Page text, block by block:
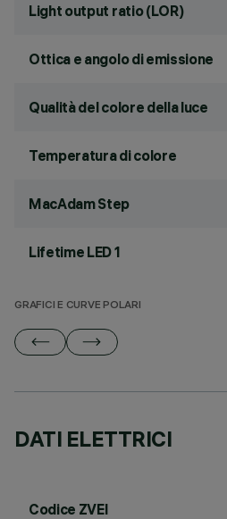
Light output ratio (LOR)
Ottica e angolo di emissione
Qualità del colore della luce
Temperatura di colore
MacAdam Step
Lifetime LED 1
GRAFICI E CURVE POLARI
DATI ELETTRICI
Codice ZVEI